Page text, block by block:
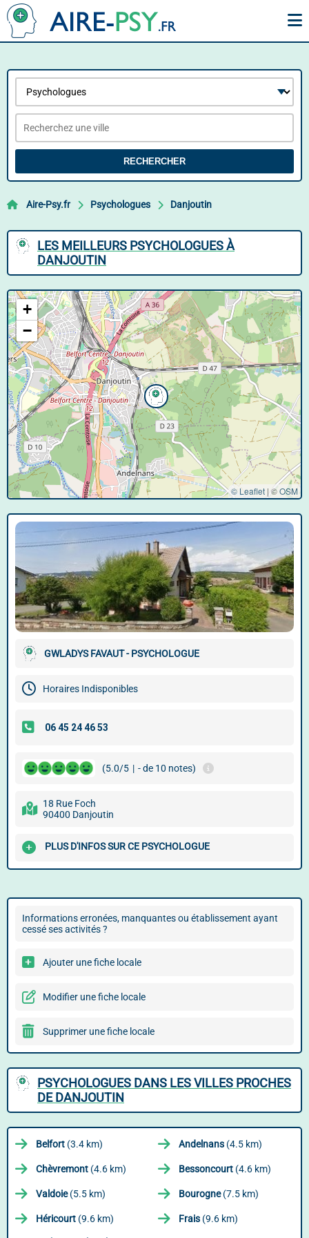
RECHERCHER
Aire-Psy.fr Psychologues Danjoutin
LES MEILLEURS PSYCHOLOGUES À
DANJOUTIN
+
−
© Leaflet | ©OSM
GWLADYS FAVAUT - PSYCHOLOGUE
Horaires Indisponibles
(5.0/5 | - de 10 notes)
18 Rue Foch
90400 Danjoutin
PLUS D'INFOS SUR CE PSYCHOLOGUE
Informations erronées, manquantes ou établissement ayant
cessé ses activités ?
Ajouter une fiche locale
Modifier une fiche locale
Supprimer une fiche locale
PSYCHOLOGUES DANS LES VILLES PROCHES
DE DANJOUTIN
Belfort (3.4 km) Andelnans (4.5 km)
Chèvremont (4.6 km) Bessoncourt (4.6 km)
Valdoie(5.5 km) Bourogne(7.5 km)
Héricourt (9.6 km) Frais (9.6 km)